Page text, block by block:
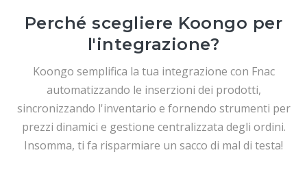
Perché scegliere Koongo per
l'integrazione?
Koongo semplifica la tua integrazione con Fnac
automatizzando le inserzioni dei prodotti,
sincronizzando l'inventario e fornendo strumenti per
prezzi dinamici e gestione centralizzata degli ordini.
Insomma, ti fa risparmiare un sacco di mal di testa!